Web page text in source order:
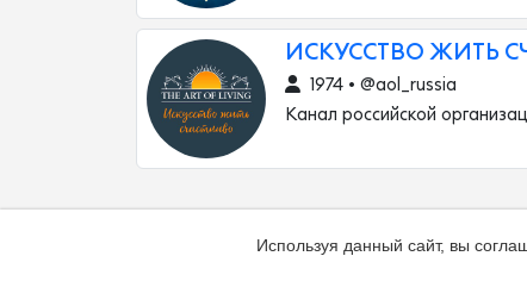
ИСКУССТВО ЖИТЬ
1974 • @aol_russia
Канал российской
Используя данный сайт, вы